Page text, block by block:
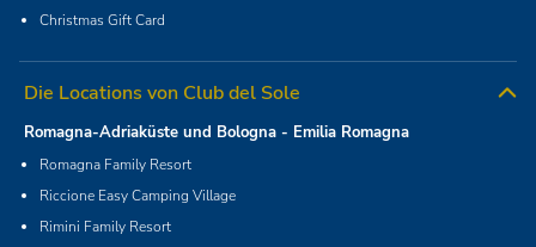
Christmas Gift Card
Die Locations von Club del Sole
Romagna-Adriaküste und Bologna - Emilia Romagna
Romagna Family Resort
Riccione Easy Camping Village
Rimini Family Resort